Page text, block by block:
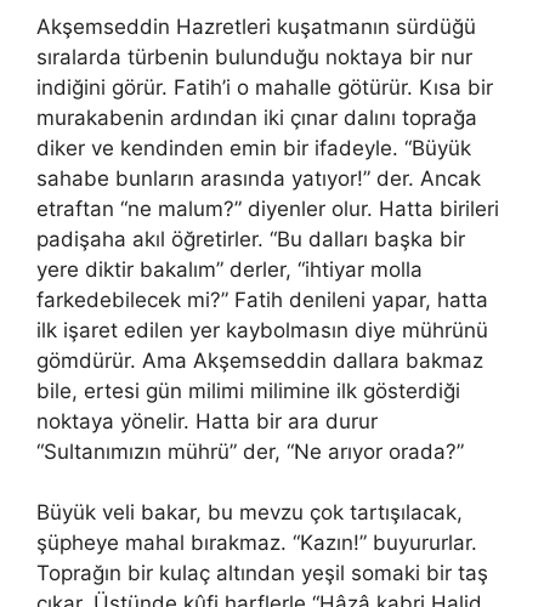
Akşemseddin Hazretleri kuşatmanın sürdüğü
sıralarda türbenin bulunduğu noktaya bir nur
indiğini görür. Fatih’i o mahalle götürür. Kısa bir
murakabenin ardından iki çınar dalını toprağa
diker ve kendinden emin bir ifadeyle. “Büyük
sahabe bunların arasında yatıyor!” der. Ancak
etraftan “ne malum?” diyenler olur. Hatta birileri
padişaha akıl öğretirler. “Bu dalları başka bir
yere diktir bakalım” derler, “ihtiyar molla
farkedebilecek mi?” Fatih denileni yapar, hatta
ilk işaret edilen yer kaybolmasın diye mührünü
gömdürür. Ama Akşemseddin dallara bakmaz
bile, ertesi gün milimi milimine ilk gösterdiği
noktaya yönelir. Hatta bir ara durur
“Sultanımızın mührü” der, “Ne arıyor orada?”
Büyük veli bakar, bu mevzu çok tartışılacak,
şüpheye mahal bırakmaz. “Kazın!” buyururlar.
Toprağın bir kulaç altından yeşil somaki bir taş